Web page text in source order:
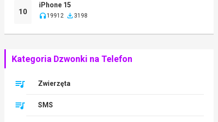
10
iPhone 15
19912 3198
Kategoria Dzwonki na Telefon
Zwierzęta
SMS